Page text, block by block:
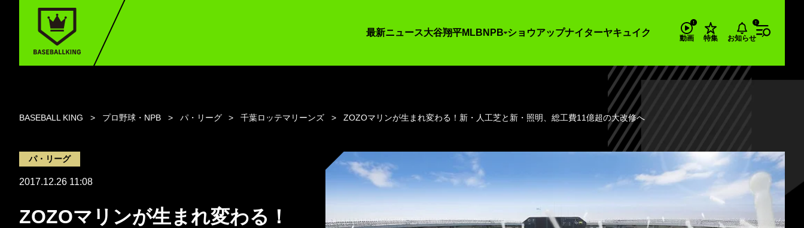
最新ニュース大谷翔平MLB NPB ショウアップナイターヤキュイク
動画 特集 お知らせ
BASEBALL KING プロ野球・NPB パ・リーグ 千葉ロッテマリーンズ ZOZOマリンが生まれ変わる！新・人工芝と新・照明、総工費11億超の大改修へ
パ・リーグ
2017.12.26 11:08
ZOZOマリンが生まれ変わる！